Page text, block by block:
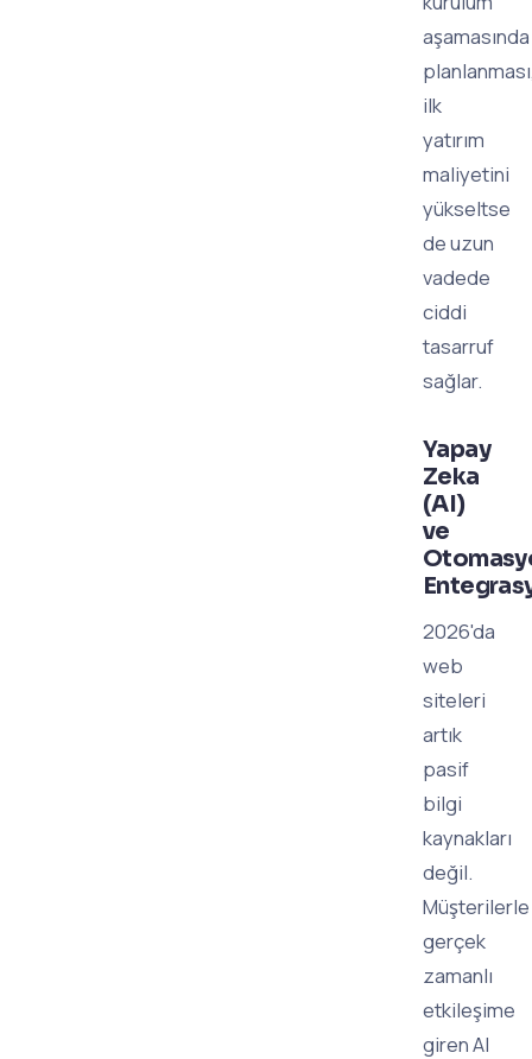
aşamasında
ilk
yatırım
maliyetini
yükseltse
de uzun
vadede
ciddi
tasarruf
sağlar.
Yapay
Zeka
(AI)
ve
2026'da
web
siteleri
artık
pasif
bilgi
kaynakları
değil.
Müşterilerle
gerçek
zamanlı
etkileşime
giren AI